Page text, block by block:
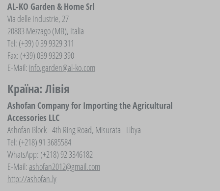
AL-KO Garden & Home Srl
Via delle Industrie, 27
20883 Mezzago (MB), Italia
Tel: (+39) 0 39 9329 311
Fax: (+39) 039 9329 390
E-Mail: info.garden@al-ko.com
Країна: Лівія
Ashofan Company for Importing the Agricultural
Accessories LLC
Ashofan Block - 4th Ring Road, Misurata - Libya
Tel: (+218) 91 3685584
WhatsApp: (+218) 92 3346182
E-Mail:ashofan2012@gmail.com
http://ashofan.ly